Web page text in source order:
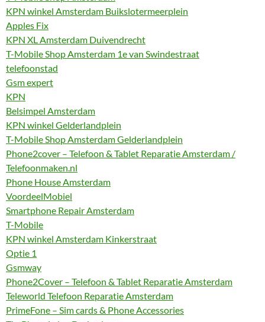
KPN winkel Amsterdam Buikslotermeerplein
Apples Fix
KPN XL Amsterdam Duivendrecht
T-Mobile Shop Amsterdam 1e van Swindestraat
telefoonstad
Gsm expert
KPN
Belsimpel Amsterdam
KPN winkel Gelderlandplein
T-Mobile Shop Amsterdam Gelderlandplein
Phone2cover – Telefoon & Tablet Reparatie Amsterdam /
Telefoonmaken.nl
Phone House Amsterdam
VoordeelMobiel
Smartphone Repair Amsterdam
T-Mobile
KPN winkel Amsterdam Kinkerstraat
Optie 1
Gsmway
Phone2Cover – Telefoon & Tablet Reparatie Amsterdam
Teleworld Telefoon Reparatie Amsterdam
PrimeFone – Sim cards & Phone Accessories